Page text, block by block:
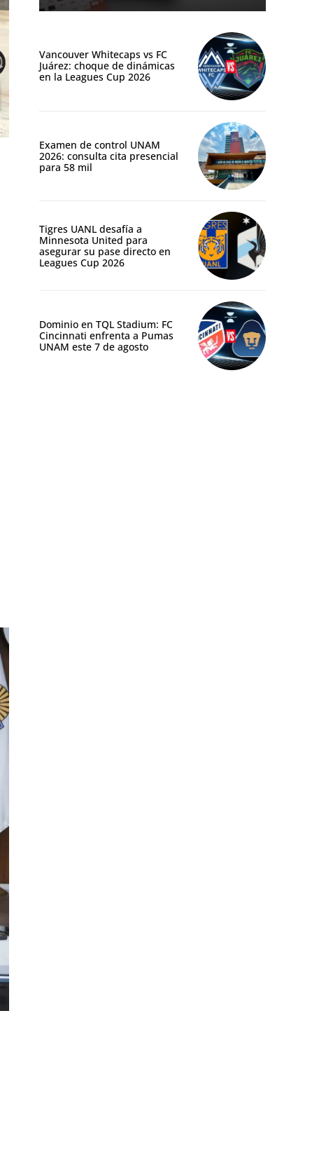
Vancouver Whitecaps vs FC
Juárez: choque de dinámicas
en la Leagues Cup 2026
Examen de control UNAM
2026: consulta cita presencial
para 58 mil
Tigres UANL desafía a
Minnesota United para
asegurar su pase directo en
Leagues Cup 2026
Dominio en TQL Stadium: FC
Cincinnati enfrenta a Pumas
UNAM este 7 de agosto